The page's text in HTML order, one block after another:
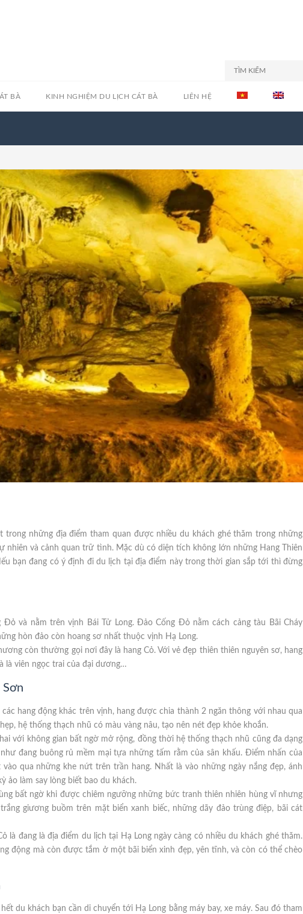
BÀ KINH NGHIỆM DU LỊCH CÁT BÀ LIÊN HỆ
trong những địa điểm tham quan được nhiều du khách ghé thăm trong những
nhiên và cảnh quan trữ tình. Mặc dù có diện tích không lớn những Hang Thiên
bạn đang có ý định đi du lịch tại địa điểm này trong thời gian sắp tới thì đừng
và nằm trên vịnh Bái Tử Long. Đảo Cống Đỏ nằm cách cảng tàu Bãi Cháy
hòn đảo còn hoang sơ nhất thuộc vịnh Hạ Long.
còn thường gọi nơi đây là hang Cỏ. Với vẻ đẹp thiên thiên nguyên sơ, hang
là viên ngọc trai của đại dương…
hang động khác trên vịnh, hang được chia thành 2 ngăn thông với nhau qua
hệ thống thạch nhũ có màu vàng nâu, tạo nên nét đẹp khỏe khoắn.
với không gian bất ngờ mở rộng, đồng thời hệ thống thạch nhũ cũng đa dạng
đang buông rủ mềm mại tựa những tấm rằm của sân khấu. Điểm nhấn của
qua những khe nứt trên trần hang. Nhất là vào những ngày nắng đẹp, ánh
ảo làm say lòng biết bao du khách.
bất ngờ khi được chiêm ngưỡng những bức tranh thiên nhiên hùng vĩ nhưng
giương buồm trên mặt biển xanh biếc, những dãy đảo trùng điệp, bãi cát
là đang là địa điểm du lịch tại Hạ Long ngày càng có nhiều du khách ghé thăm.
động mà còn được tắm ở một bãi biển xinh đẹp, yên tĩnh, và còn có thể chèo
du khách bạn cần di chuyển tới Hạ Long bằng máy bay, xe máy. Sau đó tham